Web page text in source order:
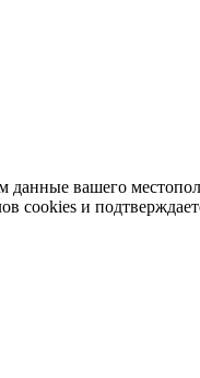
данные вашего
cookies и